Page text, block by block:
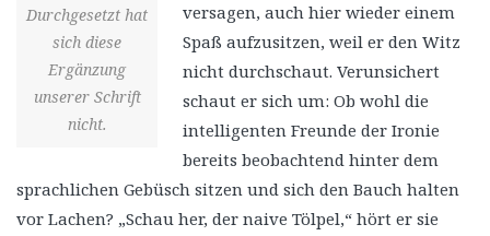
Durchgesetzt hat
sich diese
Ergänzung
unserer Schrift
nicht.
versagen, auch hier wieder einem
Spaß aufzusitzen, weil er den Witz
nicht durchschaut. Verunsichert
schaut er sich um: Ob wohl die
intelligenten Freunde der Ironie
bereits beobachtend hinter dem
sprachlichen Gebüsch sitzen und sich den Bauch halten
vor Lachen? „Schau her, der naive Tölpel,“ hört er sie